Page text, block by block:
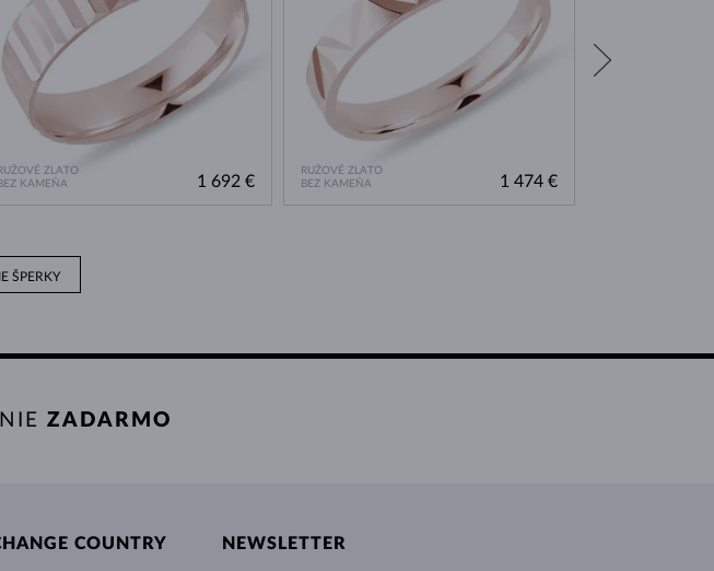
RUŽOVÉ ZLATO
BEZ KAMEŇA
1 692 €
RUŽOVÉ ZLATO
BEZ KAMEŇA
1 474 €
ŠPERKY
ZADARMO
COUNTRY NEWSLETTER